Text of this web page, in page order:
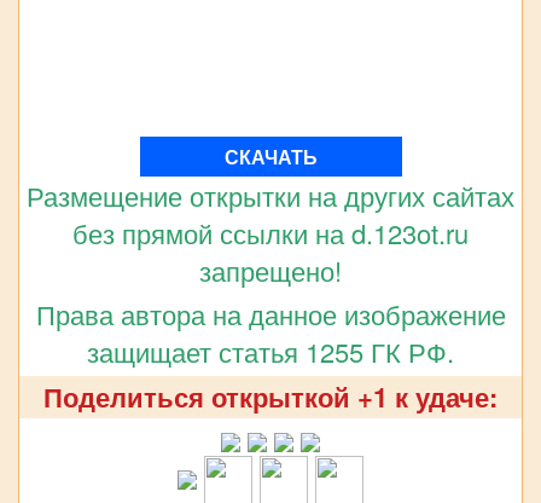
СКАЧАТЬ
Размещение открытки на других сайтах
без прямой ссылки на d.123ot.ru
запрещено!
Права автора на данное изображение
защищает статья 1255 ГК РФ.
Поделиться открыткой +1 к удаче: